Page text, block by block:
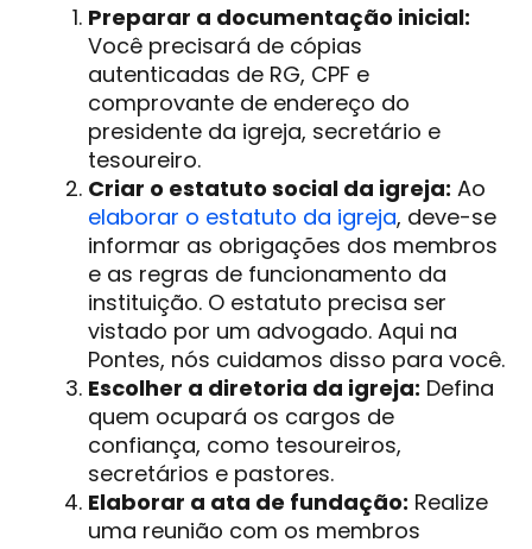
Preparar a documentação inicial:
Você precisará de cópias
autenticadas de RG, CPF e
comprovante de endereço do
presidente da igreja, secretário e
tesoureiro.
Criar o estatuto social da igreja: Ao
elaborar o estatuto da igreja, deve-se
informar as obrigações dos membros
e as regras de funcionamento da
instituição. O estatuto precisa ser
vistado por um advogado. Aqui na
Pontes, nós cuidamos disso para você.
Escolher a diretoria da igreja: Defina
quem ocupará os cargos de
confiança, como tesoureiros,
secretários e pastores.
Elaborar a ata de fundação: Realize
uma reunião com os membros